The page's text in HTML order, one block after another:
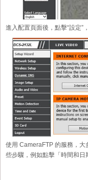
進入配置頁面後，點擊“設定”
使用 CameraFTP 的服務，
些步驟，例如點擊「時間和日